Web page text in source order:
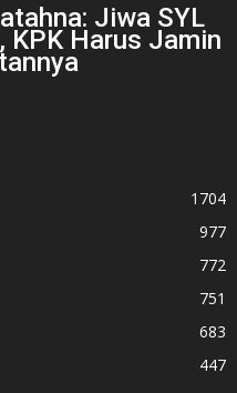
Jiwa SYL
KPK Harus Jamin
1704
977
772
751
683
447